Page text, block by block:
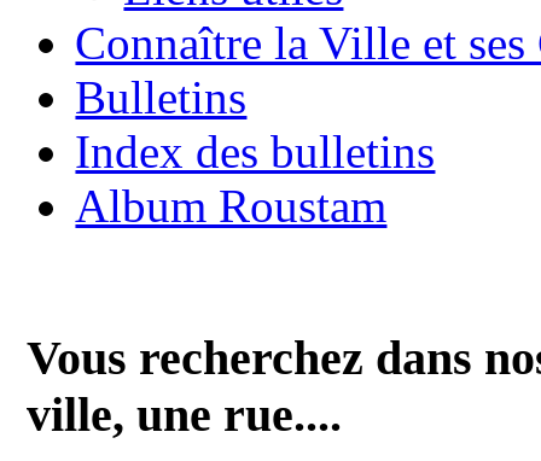
Connaître la Ville et ses
Bulletins
Index des bulletins
Album Roustam
Vous recherchez dans
ville, une rue....